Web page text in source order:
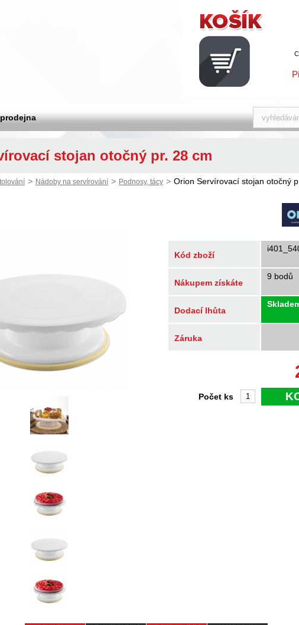
stojan otočný pr. 28 cm
> Nádoby na servírování > Podnosy, tácy > Orion Servírovací stojan otočný
Kód zboží
Nákupem získáte
9 bodů
Dodací lhůta
Záruka
Počet ks